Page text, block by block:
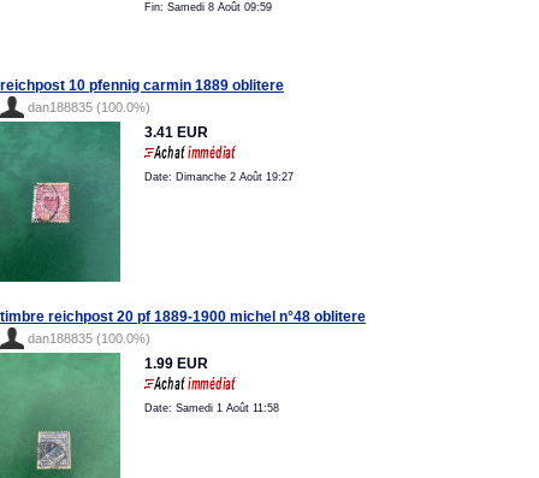
Fin: Samedi 8 Août 09:59
reichpost 10 pfennig carmin 1889 oblitere
dan188835 (100.0%)
3.41 EUR
Date: Dimanche 2 Août 19:27
timbre reichpost 20 pf 1889-1900 michel n°48 oblitere
dan188835 (100.0%)
1.99 EUR
Date: Samedi 1 Août 11:58